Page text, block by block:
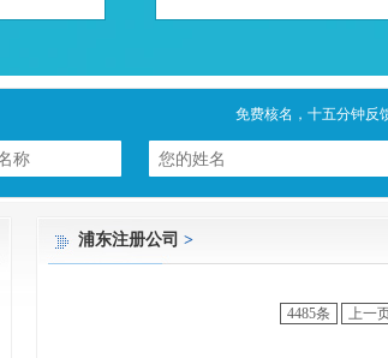
免费核名，十五分钟反
浦东注册公司 >
4485条 上一